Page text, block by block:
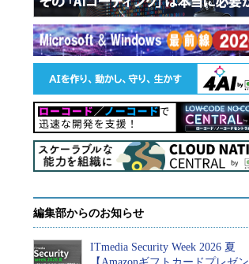
編集部からのお知らせ
ITmedia Security Week 2026 夏